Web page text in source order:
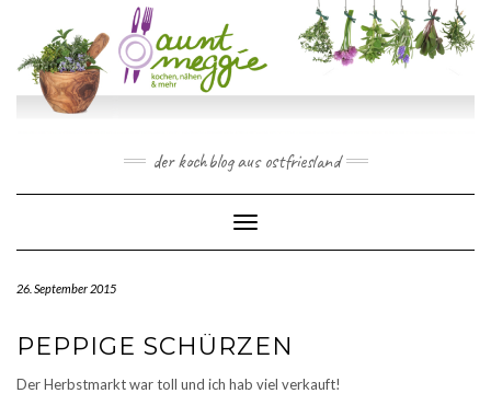
content
der kochblog aus ostfriesland
Toggle Navigation
26. September 2015
PEPPIGE SCHÜRZEN
Der Herbstmarkt war toll und ich hab viel verkauft!